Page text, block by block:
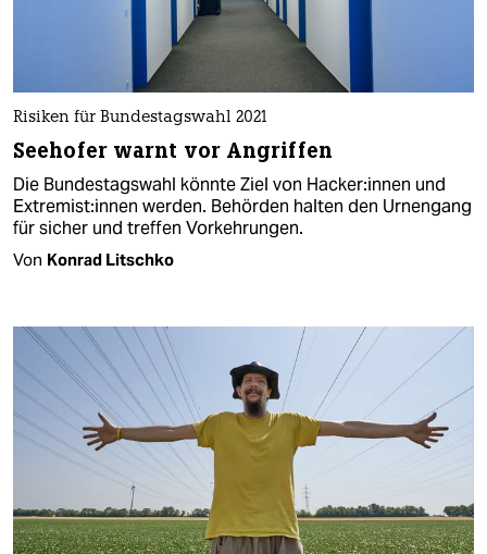
Risiken für Bundestagswahl 2021
Seehofer warnt vor Angriffen
Die Bundestagswahl könnte Ziel von Ha­cke­r:in­nen und
Ex­tre­mis­t:in­nen werden. Behörden halten den Urnengang
für sicher und treffen Vorkehrungen.
Von Konrad Litschko